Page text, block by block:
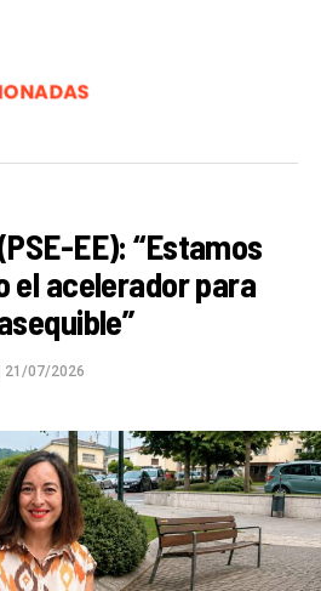
EE): “Estamos
el acelerador para
21/07/2026